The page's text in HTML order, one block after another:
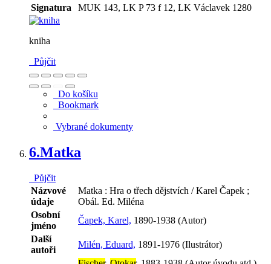
Signatura
MUK 143, LK P 73 f 12, LK Václavek 1280
kniha
Půjčit
Do košíku
Bookmark
Vybrané dokumenty
6.Matka
Půjčit
Názvové
údaje
Matka : Hra o třech dějstvích / Karel Čapek ;
Obál. Ed. Miléna
Osobní
jméno
Čapek, Karel, 1890-1938 (Autor)
Další
autoři
Milén, Eduard, 1891-1976 (Ilustrátor)